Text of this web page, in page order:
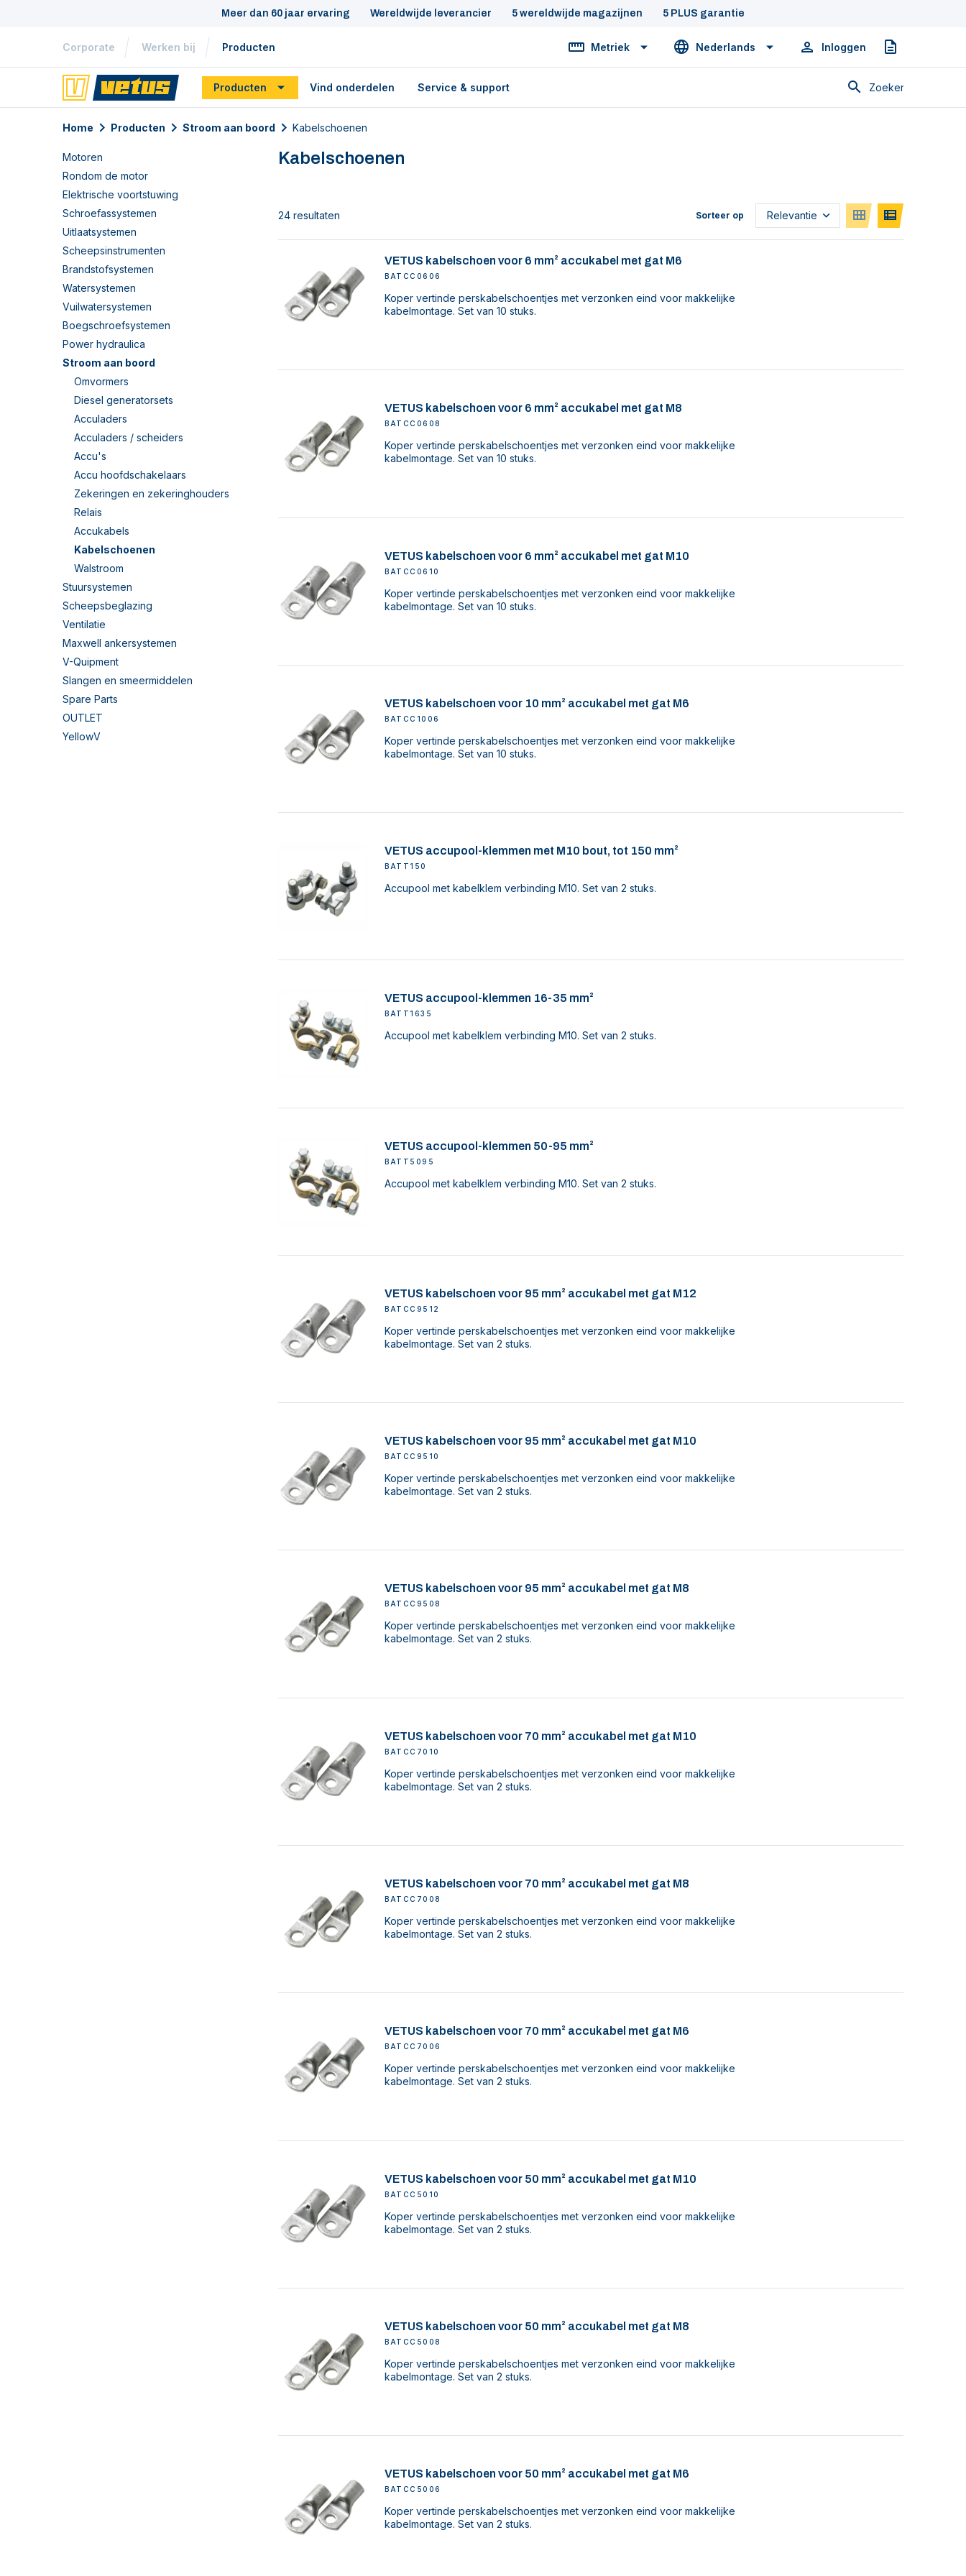
Meer dan 60 jaar ervaring Wereldwijde leverancier 5 wereldwijde magazijnen 5 PLUS garantie
Corporate Werken bij Producten Metriek Nederlands Inloggen Offerte
Producten Vind onderdelen Service & support Zoeken
Home Producten Stroom aan boord Kabelschoenen
Motoren
Rondom de motor
Elektrische voortstuwing
Schroefassystemen
Uitlaatsystemen
Scheepsinstrumenten
Brandstofsystemen
Watersystemen
Vuilwatersystemen
Boegschroefsystemen
Power hydraulica
Stroom aan boord
Omvormers
Diesel generatorsets
Acculaders
Acculaders / scheiders
Accu's
Accu hoofdschakelaars
Zekeringen en zekeringhouders
Relais
Accukabels
Kabelschoenen
Walstroom
Stuursystemen
Scheepsbeglazing
Ventilatie
Maxwell ankersystemen
V-Quipment
Slangen en smeermiddelen
Spare Parts
OUTLET
YellowV
Kabelschoenen
24 resultaten Sorteer op
VETUS kabelschoen voor 6 mm² accukabel met gat M6
BATCC0606
Koper vertinde perskabelschoentjes met verzonken eind voor makkelijke
kabelmontage. Set van 10 stuks.
VETUS kabelschoen voor 6 mm² accukabel met gat M8
BATCC0608
Koper vertinde perskabelschoentjes met verzonken eind voor makkelijke
kabelmontage. Set van 10 stuks.
VETUS kabelschoen voor 6 mm² accukabel met gat M10
BATCC0610
Koper vertinde perskabelschoentjes met verzonken eind voor makkelijke
kabelmontage. Set van 10 stuks.
VETUS kabelschoen voor 10 mm² accukabel met gat M6
BATCC1006
Koper vertinde perskabelschoentjes met verzonken eind voor makkelijke
kabelmontage. Set van 10 stuks.
VETUS accupool-klemmen met M10 bout, tot 150 mm²
BATT150
Accupool met kabelklem verbinding M10. Set van 2 stuks.
VETUS accupool-klemmen 16-35 mm²
BATT1635
Accupool met kabelklem verbinding M10. Set van 2 stuks.
VETUS accupool-klemmen 50-95 mm²
BATT5095
Accupool met kabelklem verbinding M10. Set van 2 stuks.
VETUS kabelschoen voor 95 mm² accukabel met gat M12
BATCC9512
Koper vertinde perskabelschoentjes met verzonken eind voor makkelijke
kabelmontage. Set van 2 stuks.
VETUS kabelschoen voor 95 mm² accukabel met gat M10
BATCC9510
Koper vertinde perskabelschoentjes met verzonken eind voor makkelijke
kabelmontage. Set van 2 stuks.
VETUS kabelschoen voor 95 mm² accukabel met gat M8
BATCC9508
Koper vertinde perskabelschoentjes met verzonken eind voor makkelijke
kabelmontage. Set van 2 stuks.
VETUS kabelschoen voor 70 mm² accukabel met gat M10
BATCC7010
Koper vertinde perskabelschoentjes met verzonken eind voor makkelijke
kabelmontage. Set van 2 stuks.
VETUS kabelschoen voor 70 mm² accukabel met gat M8
BATCC7008
Koper vertinde perskabelschoentjes met verzonken eind voor makkelijke
kabelmontage. Set van 2 stuks.
VETUS kabelschoen voor 70 mm² accukabel met gat M6
BATCC7006
Koper vertinde perskabelschoentjes met verzonken eind voor makkelijke
kabelmontage. Set van 2 stuks.
VETUS kabelschoen voor 50 mm² accukabel met gat M10
BATCC5010
Koper vertinde perskabelschoentjes met verzonken eind voor makkelijke
kabelmontage. Set van 2 stuks.
VETUS kabelschoen voor 50 mm² accukabel met gat M8
BATCC5008
Koper vertinde perskabelschoentjes met verzonken eind voor makkelijke
kabelmontage. Set van 2 stuks.
VETUS kabelschoen voor 50 mm² accukabel met gat M6
BATCC5006
Koper vertinde perskabelschoentjes met verzonken eind voor makkelijke
kabelmontage. Set van 2 stuks.